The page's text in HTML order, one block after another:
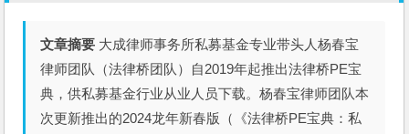
文章摘要 大成律师事务所私募基金专业带头人杨春宝
律师团队（法律桥团队）自2019年起推出法律桥PE宝
典，供私募基金行业从业人员下载。杨春宝律师团队本
次更新推出的2024龙年新春版（《法律桥PE宝典：私